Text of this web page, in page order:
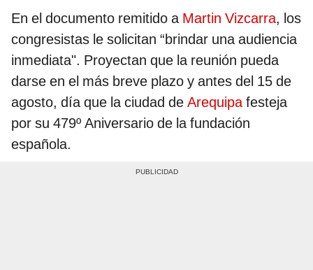
En el documento remitido a Martin Vizcarra, los
congresistas le solicitan “brindar una audiencia
inmediata". Proyectan que la reunión pueda
darse en el más breve plazo y antes del 15 de
agosto, día que la ciudad de Arequipafesteja
por su 479º Aniversario de la fundación
española.